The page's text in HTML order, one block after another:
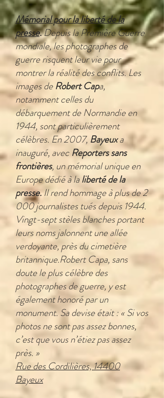
Mémorial pour la liberté de la
presse.Depuisla Première Guerre
mondiale, les photographes de
guerre risquent leur vie pour
montrer la réalité des conflits. Les
images deRobert Capa,
notamment celles du
débarquement de Normandie en
1944, sont particulièrement
célèbres. En 2007, Bayeuxa
inauguré, avecReporters sans
frontières, un mémorial unique en
Europe dédié à laliberté de la
presse.Il rend hommage à plus de 2
000 journalistes tués depuis 1944.
Vingt-sept stèles blanches portant
leurs noms jalonnent une allée
verdoyante, près du cimetière
britannique.Robert Capa, sans
doute le plus célèbre des
photographes de guerre, y est
également honoré par un
monument. Sa devise était : « Si vos
photos ne sont pas assez bonnes,
c’est que vous n’étiez pas assez
près. »
Rue des Cordilières, 14400
Bayeux